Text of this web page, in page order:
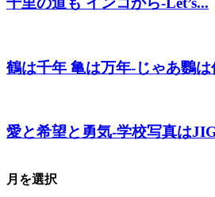
鶴は千年 亀は万年-じゃあ鸚は
愛と希望と勇気-学校写真は
月を選択